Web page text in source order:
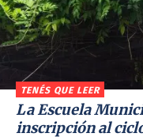
TENÉS QUE LEER
La Escuela
inscripción al